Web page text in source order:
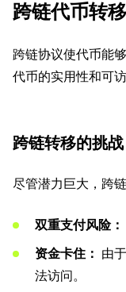
跨链代币转
跨链协议使代币能
代币的实用性和可访
跨链转移的挑战
尽管潜力巨大，跨
双重支付风险：
资金卡住： 由
法访问。